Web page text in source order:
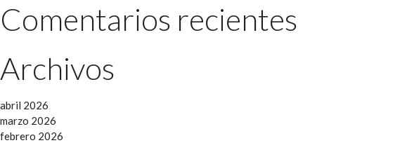
Comentarios recientes
Archivos
abril 2026
marzo 2026
febrero 2026